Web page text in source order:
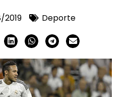
2019 Deporte